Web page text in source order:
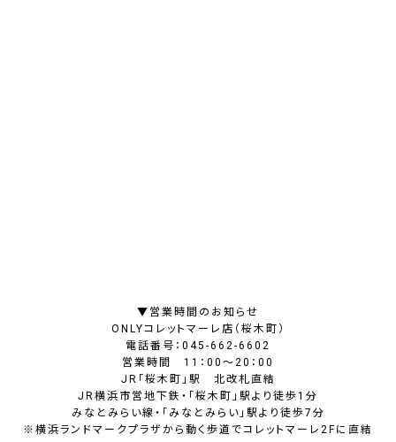
▼営業時間のお知らせ
ONLYコレットマーレ店（桜木町）
電話番号：045-662-6602
営業時間 11：00～20：00
JR「桜木町」駅 北改札直結
JR横浜市営地下鉄・「桜木町」駅より徒歩1分
みなとみらい線・「みなとみらい」駅より徒歩7分
※横浜ランドマークプラザから動く歩道でコレットマーレ2Fに直結